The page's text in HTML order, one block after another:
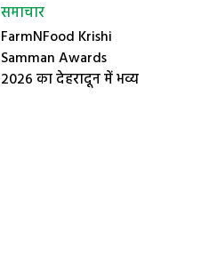
समाचार
FarmNFood Krishi
Samman Awards
2026 का देहरादून में भव्य